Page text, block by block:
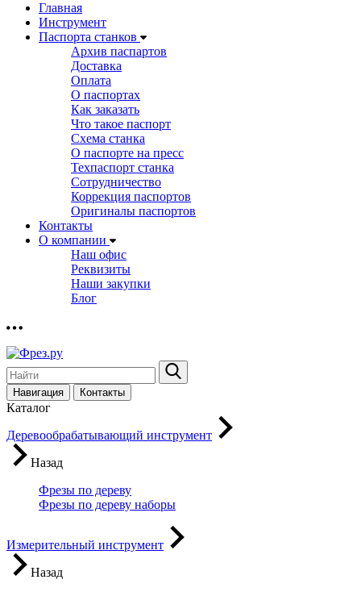
Главная
Инструмент
Паспорта станков
Архив паспартов
Доставка
Оплата
О паспортах
Как заказать
Что такое паспорт
Схема станка
О паспорте на пресс
Техпаспорт станка
Сотрудничество
Коррекция паспортов
Оригиналы паспортов
Контакты
О компании
Наш офис
Реквизиты
Наши закупки
Блог
Навигация Контакты
Каталог
Деревообрабатывающий инструмент
Назад
Фрезы по дереву
Фрезы по дереву наборы
Измерительный инструмент
Назад